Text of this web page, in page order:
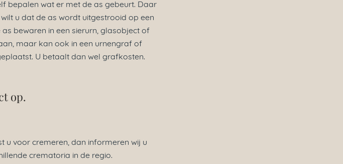
bepalen wat er met de as gebeurt. Daar
u dat de as wordt uitgestrooid op een
bewaren in een sierurn, glasobject of
maar kan ook in een urnengraf of
U betaalt dan wel grafkosten.
op.
u voor cremeren, dan informeren wij u
crematoria in de regio.